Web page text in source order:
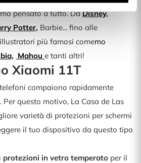
pensato a tutto. DaDisney,
Potter, Barbie... fino alle
più famosi comemo
, Mahou e tanti altri!
Xiaomi 11T
compaiono rapidamente
questo motivo, La Casa de Las
varietà di protezioni per schermi
il tuo dispositivo da questo tipo
protezioni in vetro temperato per il